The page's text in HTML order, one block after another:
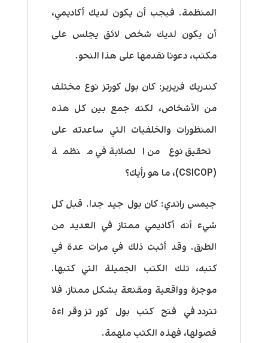
المنظمة. فيجب أن يكون لديك أكاديمي،
أن يكون لديك شخص لائق يجلس على
مكتب، دعونا نقدمها على هذا النحو.
كندريك فريزير: كان بول كورتز نوع مختلف
من الأشخاص، لكنه جمع بين كل هذه
المنظورات والخلفيات التي ساعدته على
تحقيق نوع من الصلابة في منظمة
(CSICOP)، ما هو رأيك؟
جيمس راندي: كان بول جيد جدا. قبل كل
شيء أنه أكاديمي ممتاز في العديد من
الطرق. وقد أثبت ذلك في مرات عدة في
كتبه، تلك الكتب الجميلة التي كتبها.
موجزة وواقعية ومقنعة بشكل ممتاز. فلا
تتردد في فتح كتب بول كورتز وقراءة
فصولها، فهذه الكتب ملهمة.